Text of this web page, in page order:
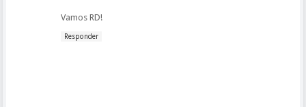
Vamos RD!
Responder